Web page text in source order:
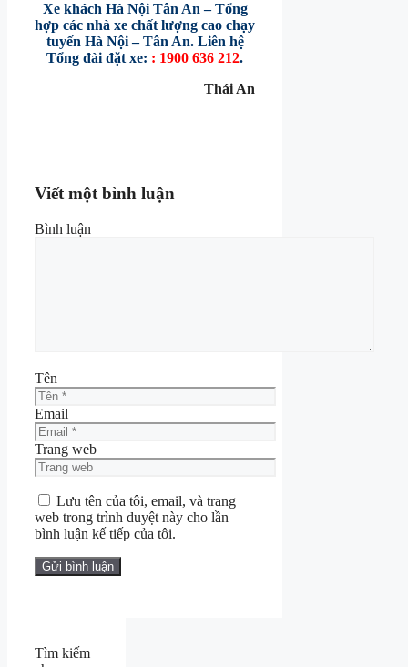
Xe khách Hà Nội Tân An – Tổng
hợp các nhà xe chất lượng cao chạy
tuyến Hà Nội – Tân An. Liên hệ
Tổng đài đặt xe: : 1900 636 212.
Thái An
Viết một bình luận
Bình luận
Tên
Email
Trang web
Lưu tên của tôi, email, và trang
web trong trình duyệt này cho lần
bình luận kế tiếp của tôi.
Tìm kiếm